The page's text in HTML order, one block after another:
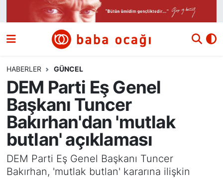
HABERLER GÜNCEL
DEM Parti Eş Genel
Başkanı Tuncer
Bakırhan'dan 'mutlak
butlan' açıklaması
DEM Parti Eş Genel Başkanı Tuncer
Bakırhan, 'mutlak butlan' kararına ilişkin
Siyaset
Ekonomi
Dünya
Kültür ve Sanat
Eğitim
Nöbetçi Eczaneler
Hava Durumu
Namaz Vakitleri
Trafik Durumu
Süper Lig Puan Durumu ve Fikstür
Tüm Manşetler